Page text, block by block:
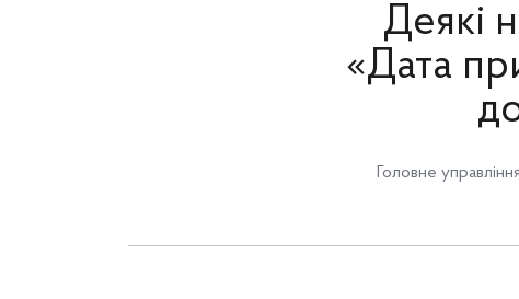
Деякі
«Дата
Головне